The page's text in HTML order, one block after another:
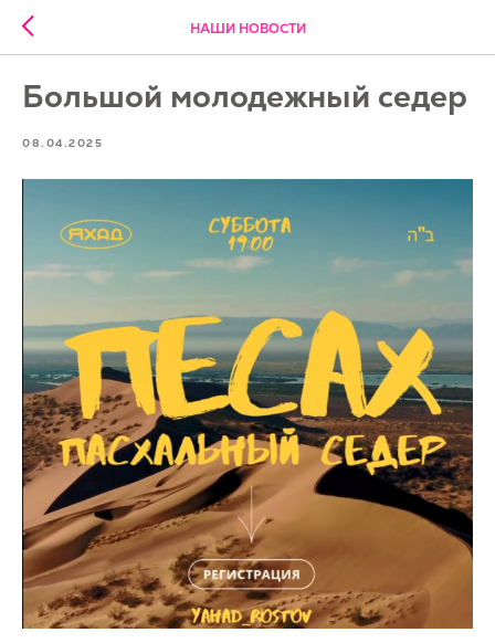
НАШИ НОВОСТИ
Большой молодежный седер
08.04.2025